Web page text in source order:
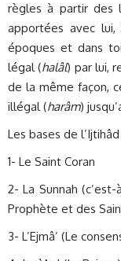
règles à partir des
apportées avec
époques et dans
légal (halâl) par lui,
de la même façon,
illégal (harâm)
Les bases de
1- Le Saint Coran
2- La Sunnah
Prophète et des
3- L’Ejmâ’ (Le